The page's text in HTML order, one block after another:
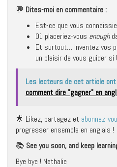
💬 Dites-moi en commentaire :
Est-ce que vous
Où placeriez-vous enough
Et surtout… inventez vos
un plaisir de vous guider
Les lecteurs de cet article
comment dire "gagner" en
🌟 Likez, partagez et abonnez-
progresser ensemble en anglais !
📚 See you soon, and keep
Bye bye ! Nathalie